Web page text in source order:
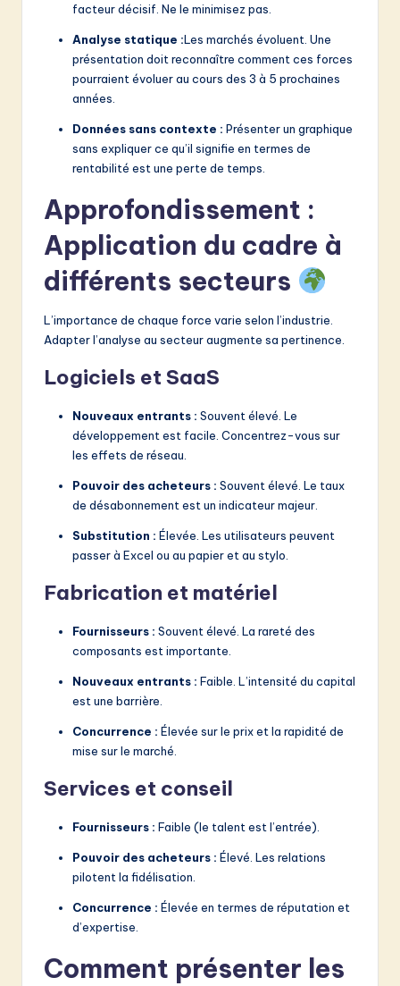
facteur décisif. Ne le minimisez pas.
Analyse statique :Les marchés évoluent. Une
présentation doit reconnaître comment ces forces
pourraient évoluer au cours des 3 à 5 prochaines
années.
Données sans contexte : Présenter un graphique
sans expliquer ce qu’il signifie en termes de
rentabilité est une perte de temps.
Approfondissement :
Application du cadre à
différents secteurs
L’importance de chaque force varie selon l’industrie.
Adapter l’analyse au secteur augmente sa pertinence.
Logiciels et SaaS
Nouveaux entrants : Souvent élevé. Le
développement est facile. Concentrez-vous sur
les effets de réseau.
Pouvoir des acheteurs : Souvent élevé. Le taux
de désabonnement est un indicateur majeur.
Substitution : Élevée. Les utilisateurs peuvent
passer à Excel ou au papier et au stylo.
Fabrication et matériel
Fournisseurs : Souvent élevé. La rareté des
composants est importante.
Nouveaux entrants : Faible. L’intensité du capital
est une barrière.
Concurrence : Élevée sur le prix et la rapidité de
mise sur le marché.
Services et conseil
Fournisseurs : Faible (le talent est l’entrée).
Pouvoir des acheteurs : Élevé. Les relations
pilotent la fidélisation.
Concurrence : Élevée en termes de réputation et
d’expertise.
Comment présenter les